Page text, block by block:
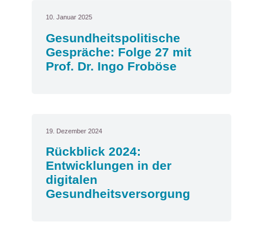
10. Januar 2025
Gesundheitspolitische
Gespräche: Folge 27 mit
Prof. Dr. Ingo Froböse
19. Dezember 2024
Rückblick 2024:
Entwicklungen in der
digitalen
Gesundheitsversorgung